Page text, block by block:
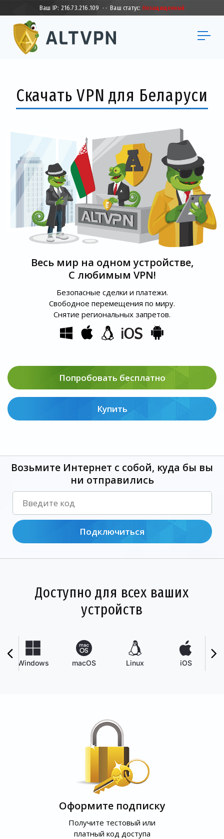
Ваш IP: 216.73.216.109 · · Ваш статус: Незащищенный
Скачать VPN для Беларуси
Весь мир на одном устройстве,
С любимым VPN!
Безопасные сделки и платежи.
Свободное перемещения по миру.
Снятие региональных запретов.
Попробовать бесплатно
Купить
Возьмите Интернет с собой, куда бы вы
ни отправились
Подключиться
Доступно для всех ваших
устройств
Windows macOS Linux iOS
Оформите подписку
Получите тестовый или
платный код доступа